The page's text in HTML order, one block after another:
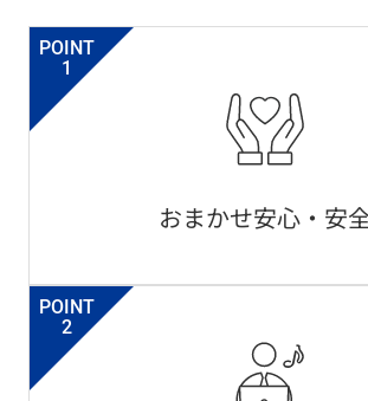
おまかせ安心・安
POINT
1
POINT
2